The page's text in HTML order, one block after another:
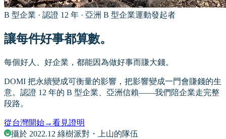
B 型企業 · 認證 12 年 · 亞洲 B 型企業運動發起者
讓每件好事都算數。
每個好人、好企業，都能因為做好事而賺大錢。
DOMI 把永續變成可衡量的影響，把影響變成一門會賺錢的生
意。認證 12 年的 B 型企業、亞洲信賴——我們陪企業走完整
段路。
從台灣開始→看見證明
攝於 2022.12 綠樹派對・上山的隊伍